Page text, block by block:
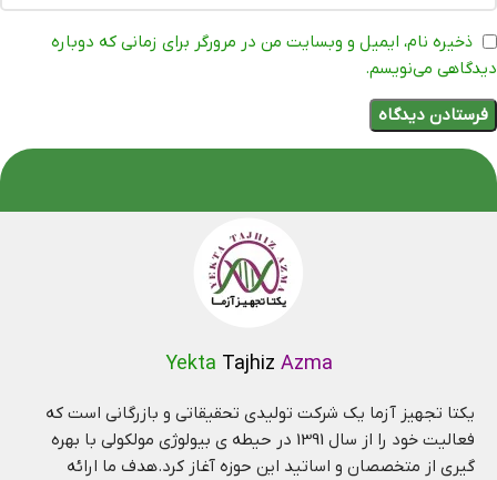
ذخیره نام، ایمیل و وبسایت من در مرورگر برای زمانی که دوباره
دیدگاهی می‌نویسم.
Yekta Tajhiz Azma
یکتا تجهیز آزما یک شرکت تولیدی تحقیقاتی و بازرگانی است که
فعالیت خود را از سال 1391 در حیطه ی بیولوژی مولکولی با بهره
گیری از متخصصان و اساتید این حوزه آغاز کرد.هدف ما ارائه